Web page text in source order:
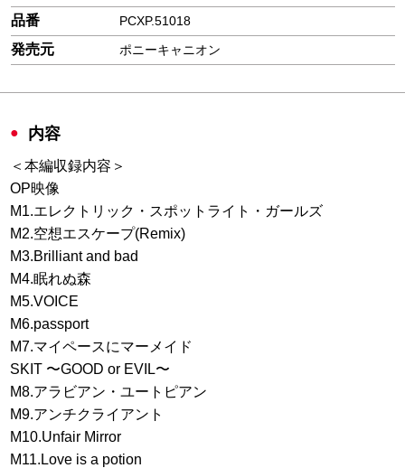
品番 PCXP.51018
発売元 ポニーキャニオン
内容
＜本編収録内容＞
OP映像
M1.エレクトリック・スポットライト・ガールズ
M2.空想エスケープ(Remix)
M3.Brilliant and bad
M4.眠れぬ森
M5.VOICE
M6.passport
M7.マイペースにマーメイド
SKIT 〜GOOD or EVIL〜
M8.アラビアン・ユートピアン
M9.アンチクライアント
M10.Unfair Mirror
M11.Love is a potion